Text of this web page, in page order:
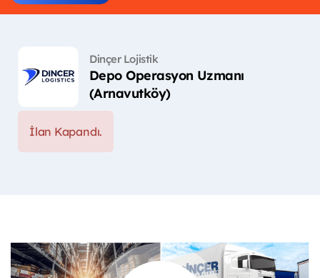
Dinçer Lojistik
Depo Operasyon Uzmanı
(Arnavutköy)
İlan Kapandı.